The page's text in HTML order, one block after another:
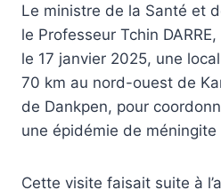
Le ministre de la Santé et
le Professeur Tchin
le 17 janvier 2025, une
70 km au nord-ouest de
de Dankpen, pour
une épidémie de
Cette visite faisait suite à